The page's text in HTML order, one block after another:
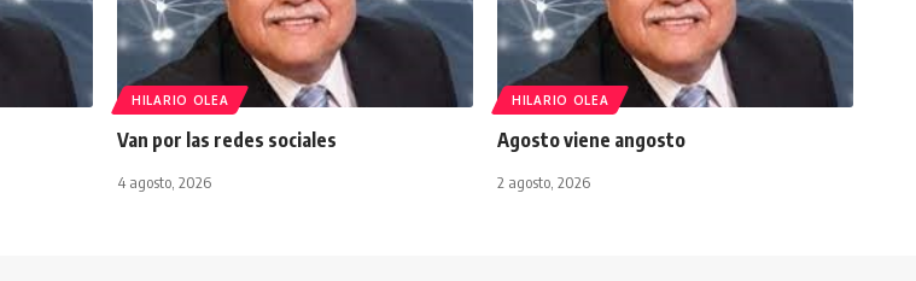
HILARIO OLEA
Van por las redes sociales
4 agosto, 2026
HILARIO OLEA
Agosto viene angosto
2 agosto, 2026